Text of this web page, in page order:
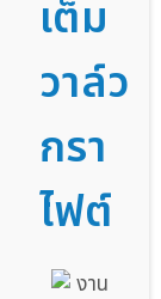
เต็ม
วาล์ว
กรา
ไฟต์